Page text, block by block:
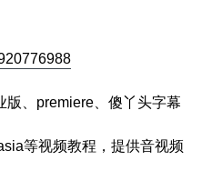
版、premiere、傻丫头字幕
等视频教程，提供音视频